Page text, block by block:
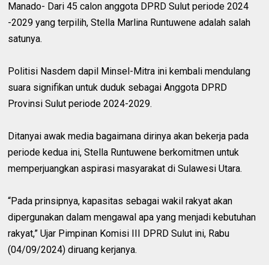
Manado- Dari 45 calon anggota DPRD Sulut periode 2024
-2029 yang terpilih, Stella Marlina Runtuwene adalah salah
satunya.
Politisi Nasdem dapil Minsel-Mitra ini kembali mendulang
suara signifikan untuk duduk sebagai Anggota DPRD
Provinsi Sulut periode 2024-2029.
Ditanyai awak media bagaimana dirinya akan bekerja pada
periode kedua ini, Stella Runtuwene berkomitmen untuk
memperjuangkan aspirasi masyarakat di Sulawesi Utara.
“Pada prinsipnya, kapasitas sebagai wakil rakyat akan
dipergunakan dalam mengawal apa yang menjadi kebutuhan
rakyat,” Ujar Pimpinan Komisi III DPRD Sulut ini, Rabu
(04/09/2024) diruang kerjanya.